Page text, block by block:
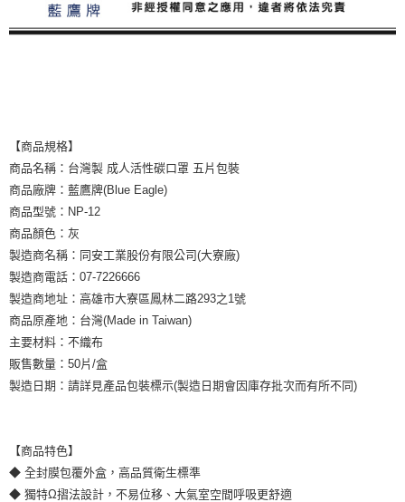
【商品規格】
商品名稱：台灣製 成人活性碳口罩 五片包裝
商品廠牌：藍鷹牌(Blue Eagle)
商品型號：NP-12
商品顏色：灰
製造商名稱：同安工業股份有限公司(大寮廠)
製造商電話：07-7226666
製造商地址：高雄市大寮區鳳林二路293之1號
商品原產地：台灣(Made in Taiwan)
主要材料：不織布
販售數量：50片/盒
製造日期：請詳見產品包裝標示(製造日期會因庫存批次而有所不同)
【商品特色】
◆ 全封膜包覆外盒，高品質衛生標準
◆ 獨特Ω摺法設計，不易位移、大氣室空間呼吸更舒適